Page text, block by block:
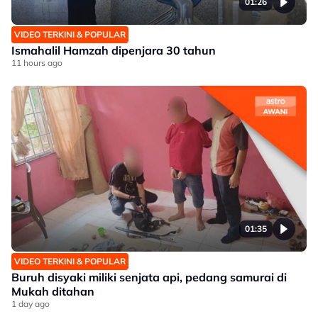
VIDEO TERKINI & POPULAR
Ismahalil Hamzah dipenjara 30 tahun
11 hours ago
01:35
VIDEO TERKINI & POPULAR
Buruh disyaki miliki senjata api, pedang samurai di
Mukah ditahan
1 day ago